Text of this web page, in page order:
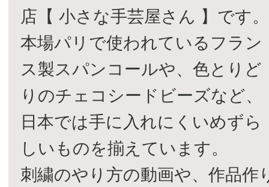
店【 小さな手芸屋さん 】です。
本場パリで使われているフラン
ス製スパンコールや、色とりど
りのチェコシードビーズなど、
日本では手に入れにくいめずら
しいものを揃えています。
刺繍のやり方の動画や、作品作